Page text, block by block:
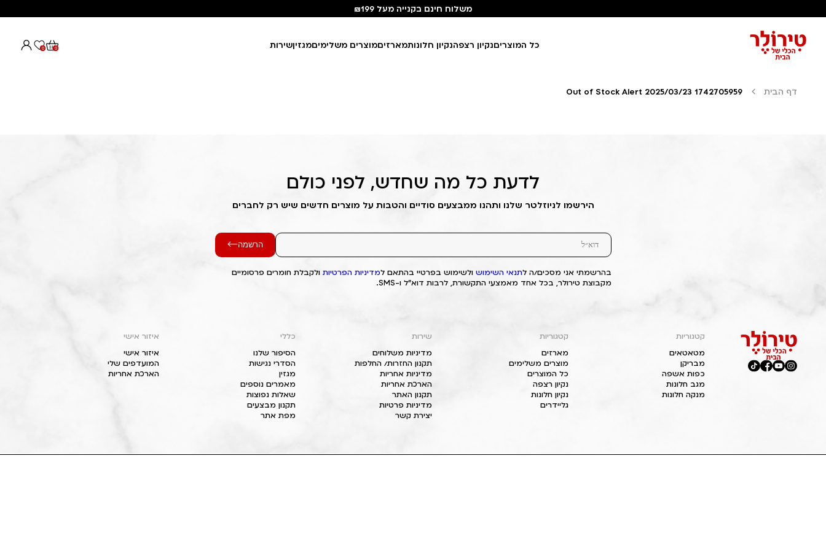
משלוח חינם בקנייה מעל ₪199
כל המוצריםנקיון רצפהנקיון חלונותמארזיםמוצרים משלימיםמגזיןשירות 0
0
דף הבית Out of Stock Alert 2025/03/23 1742705959
לדעת כל מה שחדש, לפני כולם
הירשמו לניוזלטר שלנו ותהנו ממבצעים סודיים והטבות על מוצרים חדשים שיש רק לחברים
הרשמה
בהרשמתי אני מסכים/ה לתנאי השימוש ולשימוש בפרטיי בהתאם למדיניות הפרטיות ולקבלת חומרים פרסומיים
מקבוצת טירולר, בכל אחד מאמצעי התקשורת, לרבות דוא"ל ו-SMS.
קטגוריות
מטאטאים
מבריקן
כפות אשפה
מגב חלונות
מנקה חלונות
קטגוריות
מארזים
מוצרים משלימים
כל המוצרים
נקיון רצפה
נקיון חלונות
גליידרים
שירות
מדיניות משלוחים
תקנון החזרות/ החלפות
מדיניות אחריות
הארכת אחריות
תקנון האתר
מדיניות פרטיות
יצירת קשר
כללי
הסיפור שלנו
הסדרי נגישות
מגזין
מאמרים נוספים
שאלות נפוצות
תקנון מבצעים
מפת אתר
איזור אישי
איזור אישי
המועדפים שלי
הארכת אחריות